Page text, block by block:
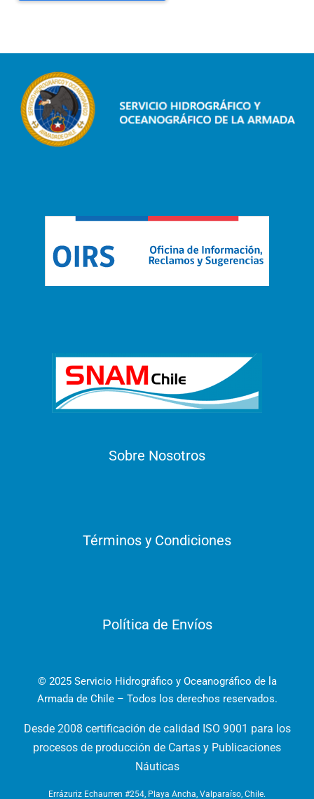
Sobre Nosotros
Términos y Condiciones
Política de Envíos
© 2025 Servicio Hidrográfico y Oceanográfico de la
Armada de Chile – Todos los derechos reservados.
Desde 2008 certificación de calidad ISO 9001 para los
procesos de producción de Cartas y Publicaciones
Náuticas
Errázuriz Echaurren #254, Playa Ancha, Valparaíso, Chile.